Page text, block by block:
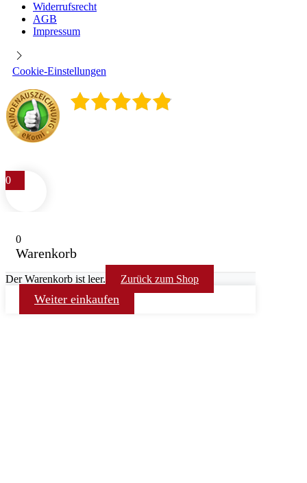
Widerrufsrecht
AGB
Impressum
Cookie-Einstellungen
0
0
Warenkorb
Der Warenkorb ist leer. Zurück zum Shop
Weiter einkaufen